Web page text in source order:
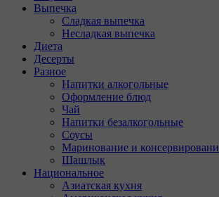
Выпечка
Сладкая выпечка
Несладкая выпечка
Диета
Десерты
Разное
Напитки алкогольные
Оформление блюд
Чай
Напитки безалкогольные
Соусы
Маринование и
Шашлык
Национальное
Азиатская кухня